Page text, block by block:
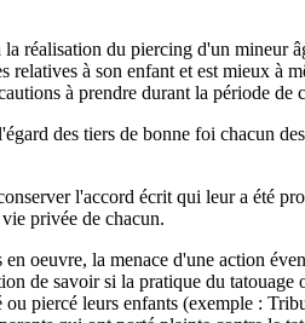
réalisation du piercing d'un
relatives à son enfant et est mieux
à prendre durant la période de
des tiers de bonne foi chacun
l'accord écrit qui leur a été
privée de chacun.
oeuvre, la menace d'une action
de savoir si la pratique du
piercé leurs enfants (exemple :